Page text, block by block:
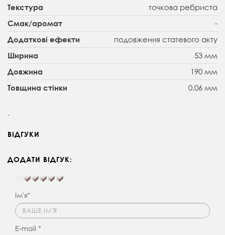
Текстура точкова ребриста
Смак/аромат -
Додаткові ефекти подовження статевого акту
Ширина 53 мм
Довжина 190 мм
Товщина стінки 0,06 мм
.
ВІДГУКИ
ДОДАТИ ВІДГУК:
Ім'я*
E-mail *